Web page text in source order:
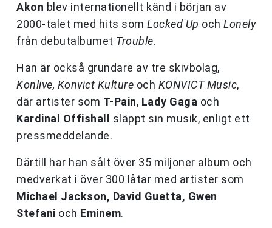
Akon blev internationellt känd i början av
2000-talet med hits som Locked Up och Lonely
från debutalbumet Trouble.
Han är också grundare av tre skivbolag,
Konlive, Konvict Kulture och KONVICT Music,
där artister som T-Pain, Lady Gaga och
Kardinal Offishall släppt sin musik, enligt ett
pressmeddelande.
Därtill har han sålt över 35 miljoner album och
medverkat i över 300 låtar med artister som
Michael Jackson, David Guetta, Gwen
Stefani och Eminem.